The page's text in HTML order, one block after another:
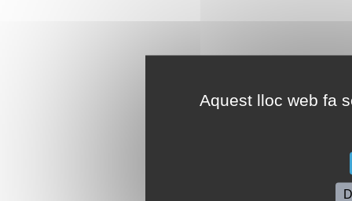
Aquest lloc web fa